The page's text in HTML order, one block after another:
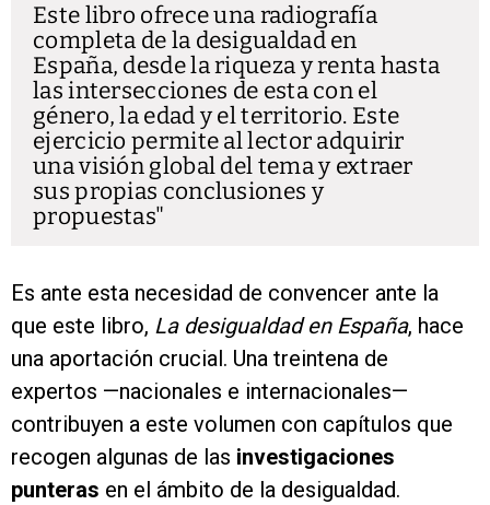
Este libro ofrece una radiografía
completa de la desigualdad en
España, desde la riqueza y renta hasta
las intersecciones de esta con el
género, la edad y el territorio. Este
ejercicio permite al lector adquirir
una visión global del tema y extraer
sus propias conclusiones y
propuestas
Es ante esta necesidad de convencer ante la
que este libro, La desigualdad en España, hace
una aportación crucial. Una treintena de
expertos —nacionales e internacionales—
contribuyen a este volumen con capítulos que
recogen algunas de las investigaciones
punteras en el ámbito de la desigualdad.